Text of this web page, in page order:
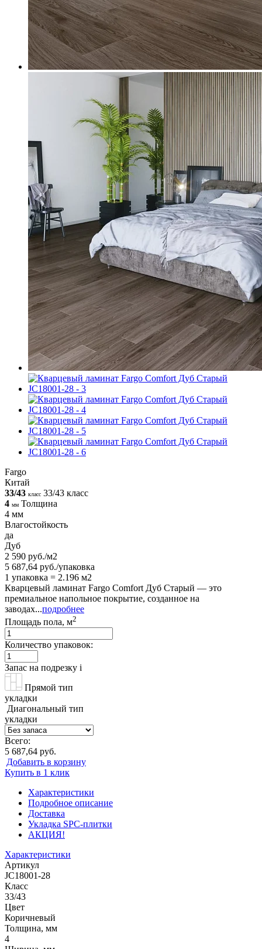
Fargo
Китай
33/43 класс 33/43 класс
4 мм Толщина
4 мм
Влагостойкость
да
Дуб
2 590 руб./м2
5 687,64 руб./упаковка
1 упаковка = 2.196 м2
Кварцевый ламинат Fargo Comfort Дуб Старый — это
премиальное напольное покрытие, созданное на
заводах...подробнее
Площадь пола, м2
Количество упаковок:
Запас на подрезку i
Прямой тип
укладки
Диагональный тип
укладки
Всего:
5 687,64 руб.
Добавить в корзину
Купить в 1 клик
Характеристики
Подробное описание
Доставка
Укладка SPC-плитки
АКЦИЯ!
Характеристики
Артикул
JC18001-28
Класс
33/43
Цвет
Коричневый
Толщина, мм
4